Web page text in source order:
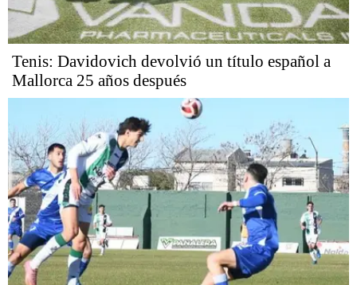
Tenis: Davidovich devolvió un título español a
Mallorca 25 años después